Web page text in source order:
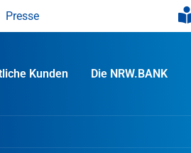
Presse
Kunden Die NRW.BANK